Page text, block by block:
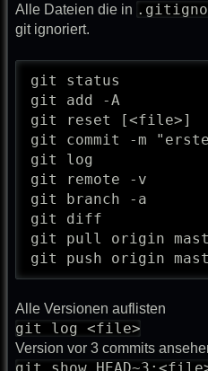
Alle Dateien die in
git ignoriert.
git status
git add -A
git reset [<file>]
git commit -m
git log
git remote -v
git branch -a
git diff
git pull origin
git push origin
Alle Versionen auflisten
git log <file>
Version vor 3 commits